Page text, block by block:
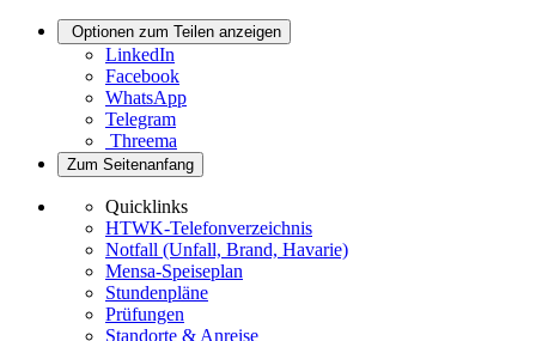
Optionen zum Teilen anzeigen
LinkedIn
Facebook
WhatsApp
Telegram
Threema
Zum Seitenanfang
Quicklinks
HTWK-Telefonverzeichnis
Notfall (Unfall, Brand, Havarie)
Mensa-Speiseplan
Stundenpläne
Prüfungen
Standorte & Anreise